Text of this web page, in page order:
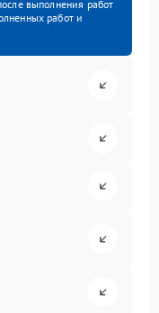
выполнения работ
работ и